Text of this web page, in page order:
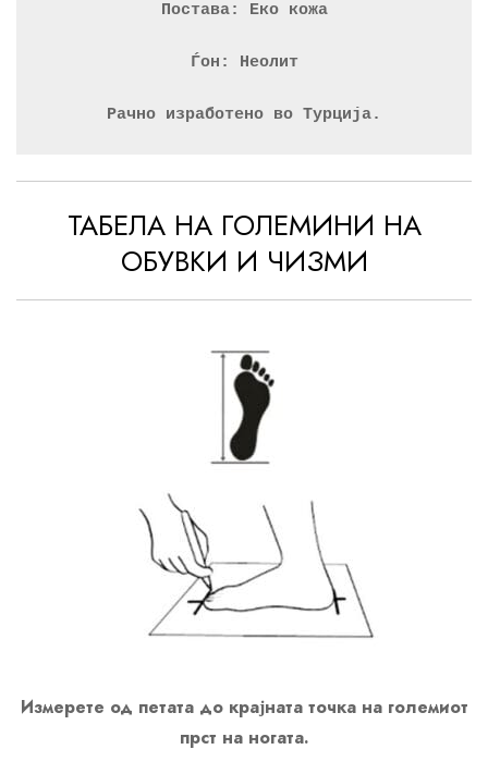
Постава: Еко кожа
Ѓон: Неолит
Рачно изработено во Турција.
ТАБЕЛА НА ГОЛЕМИНИ НА
ОБУВКИ И ЧИЗМИ
Измерете од петата до крајната точка на големиот
прст на ногата.